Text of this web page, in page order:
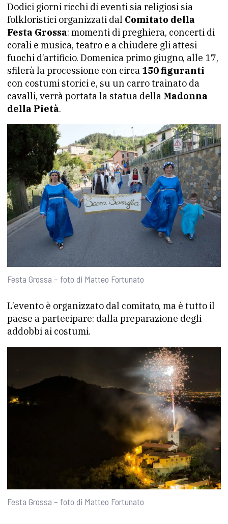
Dodici giorni ricchi di eventi sia religiosi sia
folkloristici organizzati dal Comitato della
Festa Grossa: momenti di preghiera, concerti di
corali e musica, teatro e a chiudere gli attesi
fuochi d’artificio. Domenica primo giugno, alle 17,
sfilerà la processione con circa 150 figuranti
con costumi storici e, su un carro trainato da
cavalli, verrà portata la statua della Madonna
della Pietà.
Festa Grossa – foto di Matteo Fortunato
L’evento è organizzato dal comitato, ma è tutto il
paese a partecipare: dalla preparazione degli
addobbi ai costumi.
Festa Grossa – foto di Matteo Fortunato